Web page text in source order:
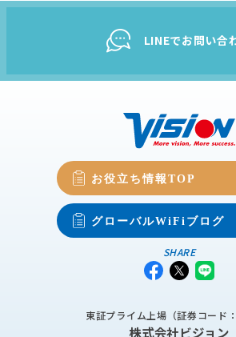
LINEでお問い合
お役立ち情報TOP
グローバルWiFiブログ
SHARE
東証プライム上場（証券コード
株式会社ビジョン